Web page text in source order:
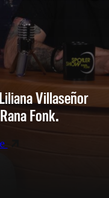
Villaseñor
Fonk.